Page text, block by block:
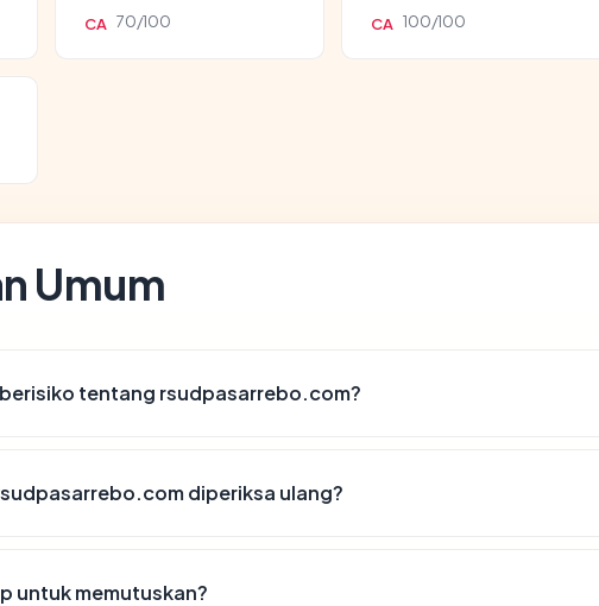
CA 70/100 CA 100/100
Umum
tentang rsudpasarrebo.com?
diperiksa ulang?
untuk memutuskan?